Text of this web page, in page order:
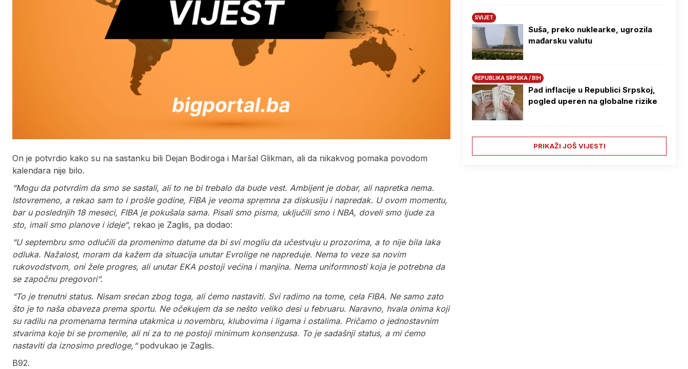
On je potvrdio kako su na sastanku bili Dejan Bodiroga i Maršal Glikman, ali da nikakvog pomaka povodom
kalendara nije bilo.
“Mogu da potvrdim da smo se sastali, ali to ne bi trebalo da bude vest. Ambijent je dobar, ali napretka nema.
Istovremeno, a rekao sam to i prošle godine, FIBA je veoma spremna za diskusiju i napredak. U ovom momentu,
bar u poslednjih 18 meseci, FIBA je pokušala sama. Pisali smo pisma, uključili smo i NBA, doveli smo ljude za
sto, imali smo planove i ideje“, rekao je Zaglis, pa dodao:
“U septembru smo odlučili da promenimo datume da bi svi mogliu da učestvuju u prozorima, a to nije bila laka
odluka. Nažalost, moram da kažem da situacija unutar Evrolige ne napreduje. Nema to veze sa novim
rukovodstvom, oni žele progres, ali unutar EKA postoji većina i manjina. Nema uniformnosti koja je potrebna da
se započnu pregovori“.
“To je trenutni status. Nisam srećan zbog toga, ali ćemo nastaviti. Svi radimo na tome, cela FIBA. Ne samo zato
što je to naša obaveza prema sportu. Ne očekujem da se nešto veliko desi u februaru. Naravno, hvala onima koji
su radilu na promenama termina utakmica u novembru, klubovima i ligama i ostalima. Pričamo o jednostavnim
stvarima koje bi se promenile, ali ni za to ne postoji minimum konsenzusa. To je sadašnji status, a mi ćemo
nastaviti da iznosimo predloge,“podvukao je Zaglis.
B92.
SVIJET
Suša, preko nuklearke, ugrozila
mađarsku valutu
REPUBLIKA SRPSKA / BIH
Pad inflacije u Republici Srpskoj,
pogled uperen na globalne rizike
PRIKAŽI JOŠ VIJESTI